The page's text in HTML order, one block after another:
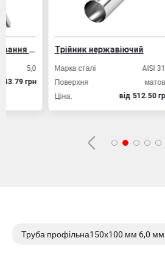
Дріт ВР-1 для армування залізобетонних конструкцій
Трійник нержавіючий
Марка сталі
AISI 316
Поверхня
вiд 512.50 грн
Труба профільна150х100 мм 6,0 мм